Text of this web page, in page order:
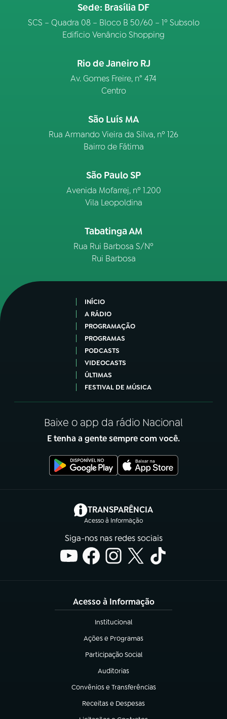
Sede: Brasília DF
SCS – Quadra 08 – Bloco B 50/60 – 1º Subsolo
Edifício Venâncio Shopping
Rio de Janeiro RJ
Av. Gomes Freire, n° 474
Centro
São Luís MA
Rua Armando Vieira da Silva, nº 126
Bairro de Fátima
São Paulo SP
Avenida Mofarrej, nº 1.200
Vila Leopoldina
Tabatinga AM
Rua Rui Barbosa S/Nº
Rui Barbosa
INÍCIO
A RÁDIO
PROGRAMAÇÃO
PROGRAMAS
PODCASTS
VIDEOCASTS
ÚLTIMAS
FESTIVAL DE MÚSICA
Baixe o app da rádio Nacional
E tenha a gente sempre com você.
TRANSPARÊNCIA
Acesso à Informação
(abre em nova aba)
Siga-nos nas redes sociais
Acesso à Informação
Institucional
(abre em nova aba)
Ações e Programas
(abre em nova aba)
Participação Social
(abre em nova aba)
Auditorias
(abre em nova aba)
Convênios e Transferências
(abre em nova aba)
Receitas e Despesas
(abre em nova aba)